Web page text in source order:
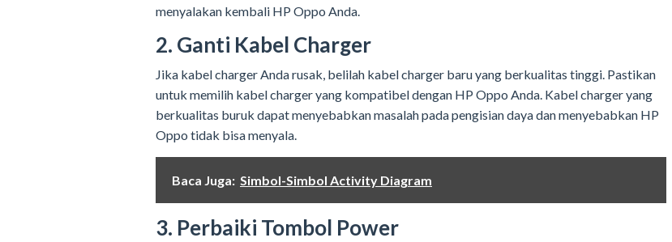
menyalakan kembali HP Oppo Anda.
2. Ganti Kabel Charger
Jika kabel charger Anda rusak, belilah kabel charger baru yang berkualitas tinggi. Pastikan
untuk memilih kabel charger yang kompatibel dengan HP Oppo Anda. Kabel charger yang
berkualitas buruk dapat menyebabkan masalah pada pengisian daya dan menyebabkan HP
Oppo tidak bisa menyala.
Baca Juga: Simbol-Simbol Activity Diagram
3. Perbaiki Tombol Power